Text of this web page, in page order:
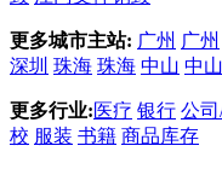
更多城市主站: 广州 广州
深圳 珠海 珠海 中山 中山
更多行业:医疗 银行 公
校 服装 书籍 商品库存